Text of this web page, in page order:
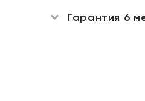
Гарантия 6